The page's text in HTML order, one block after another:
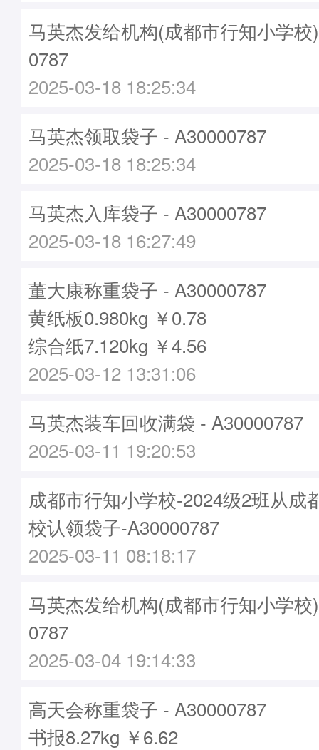
马英杰发给机构(成都市行知小学
0787
2025-03-18 18:25:34
马英杰领取袋子 - A30000787
2025-03-18 18:25:34
马英杰入库袋子 - A30000787
2025-03-18 16:27:49
董大康称重袋子 - A30000787
黄纸板0.980kg ￥0.78
综合纸7.120kg ￥4.56
2025-03-12 13:31:06
马英杰装车回收满袋 - A30000787
2025-03-11 19:20:53
成都市行知小学校-2024级2班从成
校认领袋子-A30000787
2025-03-11 08:18:17
马英杰发给机构(成都市行知小学
0787
2025-03-04 19:14:33
高天会称重袋子 - A30000787
书报8.27kg ￥6.62